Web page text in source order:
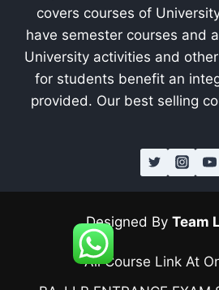
covers courses of
have semester courses and
University activities and
for students benefit an
provided. Our best selling
Designed By Team
All Course Link At